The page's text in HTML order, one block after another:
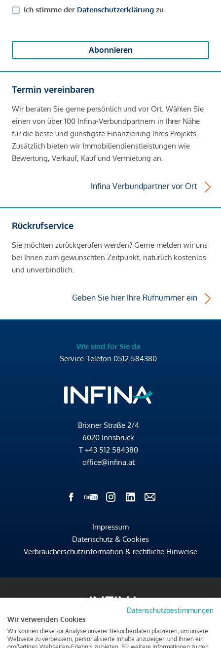
Ich stimme der Datenschutzerklärung zu.
Abonnieren
Termin vereinbaren
Wir beraten Sie gerne persönlich und vor Ort. Wählen Sie
einen von über 100 Infina-Verbundpartnern in Ihrer Nähe
für die beste und günstigste Finanzierung Ihres Projekts.
Zusätzlich bieten wir Immobiliendienstleistungen wie
Bewertung, Verkauf, Kauf und Vermietung an.
Infina Verbundpartner vor Ort
Rückrufservice
Sie möchten zurückgerufen werden? Gerne melden wir uns
bei Ihnen zum gewünschten Zeitpunkt, natürlich kostenlos
und unverbindlich.
Geben Sie hier Ihre Rufnummer ein
Wir sind für Sie da
Service-Telefon 0512 584380
Brixner Straße 2/4
6020 Innsbruck
T +43 512 584380
office@infina.at
Impressum
Datenschutz & Cookies
Verbraucherschutzinformation & rechtliche Hinweise
Datenschutzbestimmungen
Wir verwenden Cookies
Wir können diese zur Analyse unserer Besucherdaten platzieren, um unsere
Webseite zu verbessern, personalisierte Inhalte anzuzeigen und Ihnen ein